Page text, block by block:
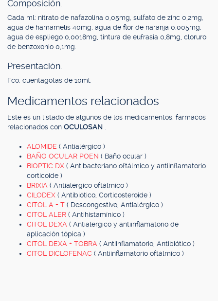
Composición.
Cada ml: nitrato de nafazolina 0,05mg, sulfato de zinc 0,2mg,
agua de hamamelis 40mg, agua de flor de naranja 0,005mg,
agua de espliego 0,0018mg, tintura de eufrasia 0,8mg, cloruro
de benzoxonio 0,1mg.
Presentación.
Fco. cuentagotas de 10ml.
Medicamentos relacionados
Este es un listado de algunos de los medicamentos, fármacos
relacionados con OCULOSAN
ALOMIDE ( Antialérgico )
BAÑO OCULAR POEN ( Baño ocular )
BIOPTIC DX ( Antibacteriano oftálmico y antiinflamatorio
corticoide )
BRIXIA ( Antialérgico oftálmico )
CILODEX ( Antibiótico, Corticosteroide )
CITOL A + T ( Descongestivo, Antialérgico )
CITOL ALER ( Antihistamínico )
CITOL DEXA ( Antialérgico y antiinflamatorio de
aplicación tópica )
CITOL DEXA + TOBRA ( Antiinflamatorio, Antibiótico )
CITOL DICLOFENAC ( Antiinflamatorio oftálmico )